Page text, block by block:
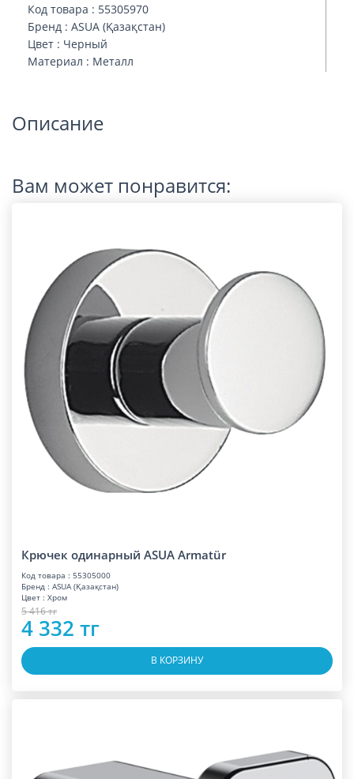
Код товара : 55305970
Бренд : ASUA (Қазақстан)
Цвет : Черный
Материал : Металл
Описание
Вам может понравится:
Крючек одинарный ASUA Armatür
Код товара : 55305000
Бренд : ASUA (Қазақстан)
Цвет : Хром
5 416 тг
4 332 тг
В КОРЗИНУ